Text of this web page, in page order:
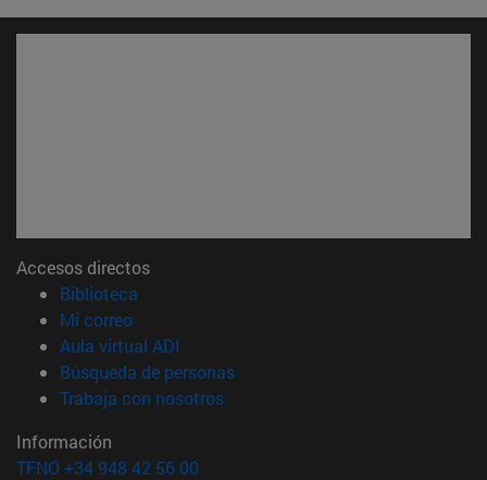
Accesos directos
Biblioteca
Mi correo(abre en nueva ventana)
Aula virtual ADI
Búsqueda de personas(abre en nueva ventana)
Trabaja con nosotros(abre en nueva ventana)
Información
TFNO +34 948 42 56 00